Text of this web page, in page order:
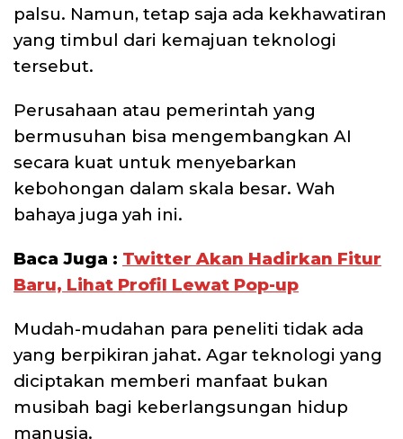
palsu. Namun, tetap saja ada kekhawatiran
yang timbul dari kemajuan teknologi
tersebut.
Perusahaan atau pemerintah yang
bermusuhan bisa mengembangkan AI
secara kuat untuk menyebarkan
kebohongan dalam skala besar. Wah
bahaya juga yah ini.
Baca Juga : Twitter Akan Hadirkan Fitur
Baru, Lihat Profil Lewat Pop-up
Mudah-mudahan para peneliti tidak ada
yang berpikiran jahat. Agar teknologi yang
diciptakan memberi manfaat bukan
musibah bagi keberlangsungan hidup
manusia.